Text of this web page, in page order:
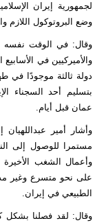
لجمهورية إيران
وضع البروتوكول اللازم
وقال: في الوقت نفسه ،
والأميركيين في
دولة ثالثة موجودًا في
بتسليم أحد السجناء
عمان قبل أيام.
وأشار أمير
مستمرا للوصول إلى
وأعمال الشغب
على نحو متسرع وغير
الطبيعي في إيران.
وقال: لقد فصلنا بشكل